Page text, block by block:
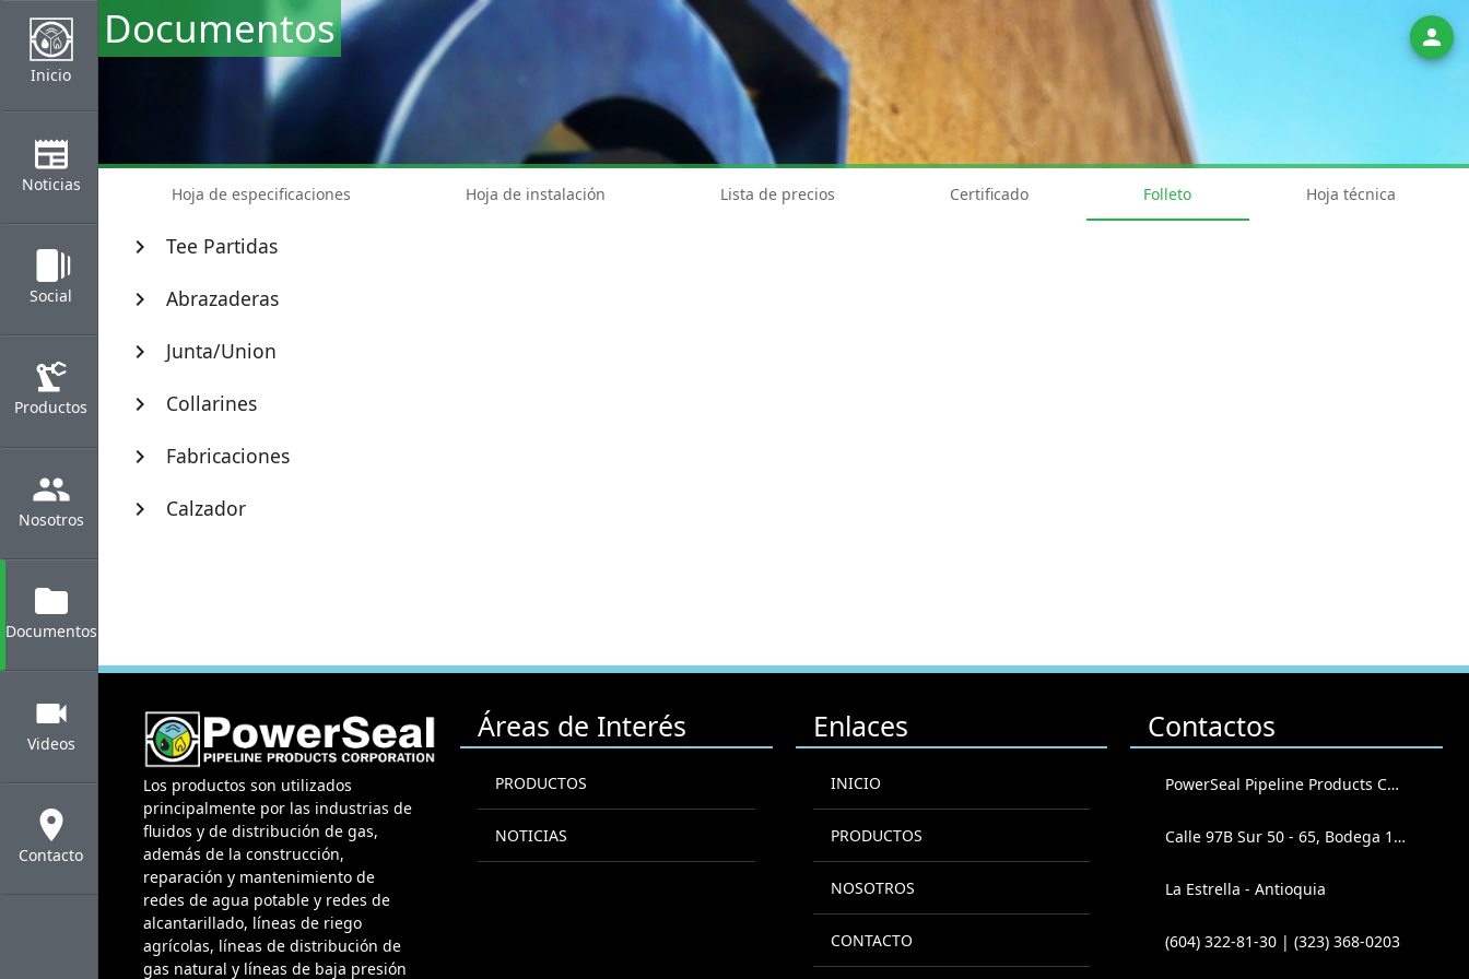
Inicio
newspaper
Noticias
web_stories
Social
precision_manufacturing
Productos
group
Nosotros
folder
Documentos
videocam
Videos
location_on
Contacto
person
Documentos
Hoja de especificaciones Hoja de instalación Lista de precios Certificado Folleto Hoja técnica
chevron_right Tee Partidas
chevron_right Abrazaderas
chevron_right Junta/Union
chevron_right Collarines
chevron_right Fabricaciones
chevron_right Calzador
Los productos son utilizados
principalmente por las industrias de
fluidos y de distribución de gas,
además de la construcción,
reparación y mantenimiento de
redes de agua potable y redes de
alcantarillado, líneas de riego
agrícolas, líneas de distribución de
gas natural y líneas de baja presión
Áreas de Interés
PRODUCTOS
NOTICIAS
Enlaces
INICIO
PRODUCTOS
NOSOTROS
CONTACTO
Contactos
PowerSeal Pipeline Products Corporation
Calle 97B Sur 50 - 65, Bodega 102
La Estrella - Antioquia
(604) 322-81-30 | (323) 368-0203